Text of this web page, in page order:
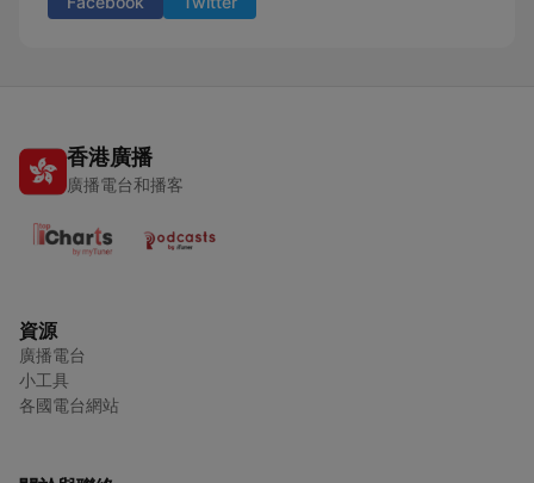
香港廣播
廣播電台和播客
資源
廣播電台
小工具
各國電台網站